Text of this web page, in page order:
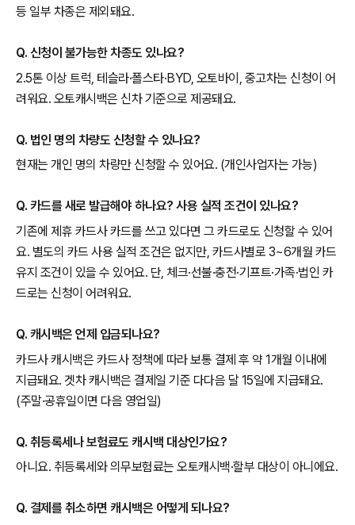
등 일부 차종은 제외돼요.
Q. 신청이 불가능한 차종도 있나요?
2.5톤 이상 트럭, 테슬라·폴스타·BYD, 오토바이, 중고차는 신청이 어
려워요. 오토캐시백은 신차 기준으로 제공돼요.
Q. 법인 명의 차량도 신청할 수 있나요?
현재는 개인 명의 차량만 신청할 수 있어요. (개인사업자는 가능)
Q. 카드를 새로 발급해야 하나요? 사용 실적 조건이 있나요?
기존에 제휴 카드사 카드를 쓰고 있다면 그 카드로도 신청할 수 있어
요. 별도의 카드 사용 실적 조건은 없지만, 카드사별로 3~6개월 카드
유지 조건이 있을 수 있어요. 단, 체크·선불·충전·기프트·가족·법인 카
드로는 신청이 어려워요.
Q. 캐시백은 언제 입금되나요?
카드사 캐시백은 카드사 정책에 따라 보통 결제 후 약 1개월 이내에
지급돼요. 겟차 캐시백은 결제일 기준 다다음 달 15일에 지급돼요.
(주말·공휴일이면 다음 영업일)
Q. 취등록세나 보험료도 캐시백 대상인가요?
아니요. 취등록세와 의무보험료는 오토캐시백·할부 대상이 아니에요.
Q. 결제를 취소하면 캐시백은 어떻게 되나요?